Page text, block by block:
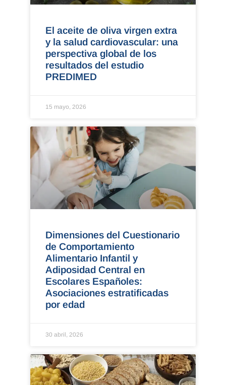
El aceite de oliva virgen extra
y la salud cardiovascular: una
perspectiva global de los
resultados del estudio
PREDIMED
15 mayo, 2026
Dimensiones del Cuestionario
de Comportamiento
Alimentario Infantil y
Adiposidad Central en
Escolares Españoles:
Asociaciones estratificadas
por edad
30 abril, 2026